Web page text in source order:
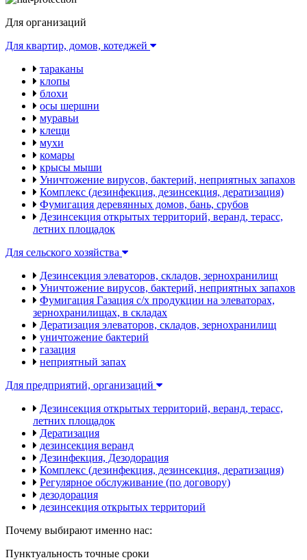
Для организаций
Для квартир, домов, котеджей
тараканы
клопы
блохи
осы шершни
муравьи
клещи
мухи
комары
крысы мыши
Уничтожение вирусов, бактерий, неприятных запахов
Комплекс (дезинфекция, дезинсекция, дератизация)
Фумигация деревянных домов, бань, срубов
Дезинсекция открытых территорий, веранд, терасс,
летних площадок
Для сельского хозяйства
Дезинсекция элеваторов, складов, зернохранилищ
Уничтожение вирусов, бактерий, неприятных запахов
Фумигация Газация с/х продукции на элеваторах,
зернохранилищах, в складах
Дератизация элеваторов, складов, зернохранилищ
уничтожение бактерий
газация
неприятный запах
Для предприятий, организаций
Дезинсекция открытых территорий, веранд, терасс,
летних площадок
Дератизация
дезинсекция веранд
Дезинфекция, Дезодорация
Комплекс (дезинфекция, дезинсекция, дератизация)
Регулярное обслуживание (по договору)
дезодорация
дезинсекция открытых территорий
Почему выбирают именно нас:
Пунктуальность точные сроки